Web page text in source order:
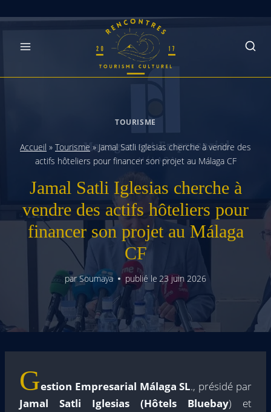
Skip
TOURISME
Accueil » Tourisme » Jamal Satli Iglesias cherche à vendre des
actifs hôteliers pour financer son projet au Málaga CF
Jamal Satli Iglesias cherche à
vendre des actifs hôteliers pour
financer son projet au Málaga
CF
parSoumaya publié le 23 juin 2026
Gestion Empresarial Málaga SL., présidé par
Jamal Satli Iglesias
(Hôtels Bluebay) et